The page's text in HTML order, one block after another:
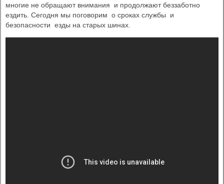
многие не обращают внимания и продолжают беззаботно
ездить. Сегодня мы поговорим о сроках службы и
безопасности езды на старых шинах.